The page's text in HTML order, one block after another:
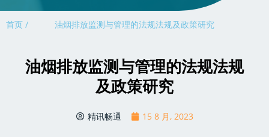
首页 / 油烟排放监测与管理的法规法规及政策研究
油烟排放监测与管理的法规法规
及政策研究
精讯畅通 15 8 月, 2023